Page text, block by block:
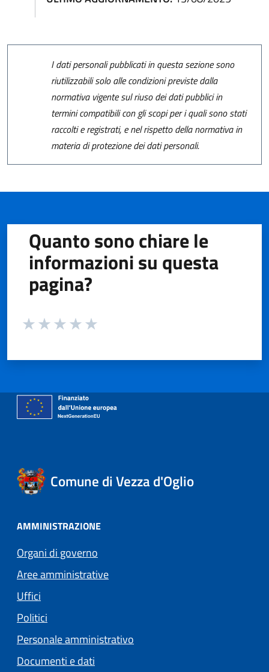
I dati personali pubblicati in questa sezione sono
riutilizzabili solo alle condizioni previste dalla
normativa vigente sul riuso dei dati pubblici in
termini compatibili con gli scopi per i quali sono stati
raccolti e registrati, e nel rispetto della normativa in
materia di protezione dei dati personali.
Quanto sono chiare le
informazioni su questa
pagina?
Valuta da 1 a 5 stelle la pagina
Comune di Vezza d'Oglio
AMMINISTRAZIONE
Organi di governo
Aree amministrative
Uffici
Politici
Personale amministrativo
Documenti e dati